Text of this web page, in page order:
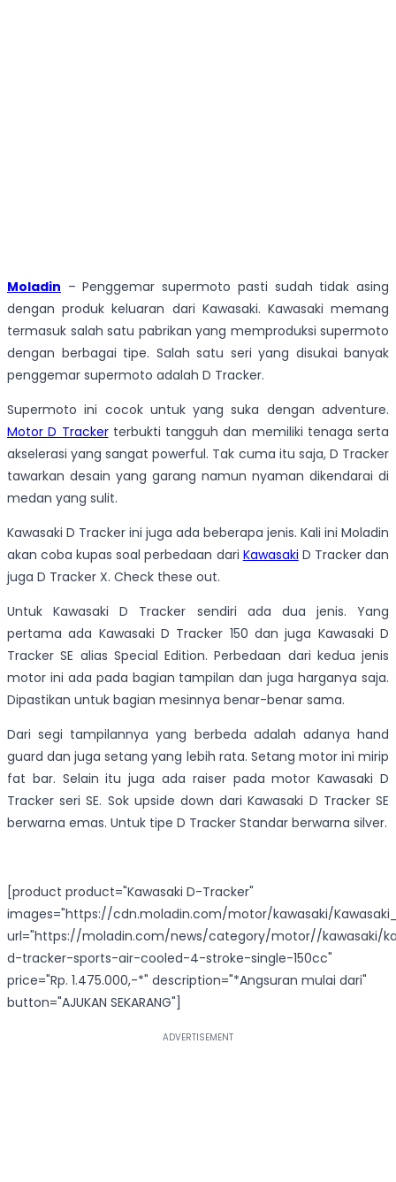
Moladin – Penggemar supermoto pasti sudah tidak asing
dengan produk keluaran dari Kawasaki. Kawasaki memang
termasuk salah satu pabrikan yang memproduksi supermoto
dengan berbagai tipe. Salah satu seri yang disukai banyak
penggemar supermoto adalah D Tracker.
Supermoto ini cocok untuk yang suka dengan adventure.
Motor D Trackerterbukti tangguh dan memiliki tenaga serta
akselerasi yang sangat powerful. Tak cuma itu saja, D Tracker
tawarkan desain yang garang namun nyaman dikendarai di
medan yang sulit.
Kawasaki D Tracker ini juga ada beberapa jenis. Kali ini Moladin
akan coba kupas soal perbedaan dari Kawasaki D Tracker dan
juga D Tracker X. Check these out.
Untuk Kawasaki D Tracker sendiri ada dua jenis. Yang
pertama ada Kawasaki D Tracker 150 dan juga Kawasaki D
Tracker SE alias Special Edition. Perbedaan dari kedua jenis
motor ini ada pada bagian tampilan dan juga harganya saja.
Dipastikan untuk bagian mesinnya benar-benar sama.
Dari segi tampilannya yang berbeda adalah adanya hand
guard dan juga setang yang lebih rata. Setang motor ini mirip
fat bar. Selain itu juga ada raiser pada motor Kawasaki D
Tracker seri SE. Sok upside down dari Kawasaki D Tracker SE
berwarna emas. Untuk tipe D Tracker Standar berwarna silver.
[product product="Kawasaki D-Tracker"
images="https://cdn.moladin.com/motor/kawasaki/
url="https://moladin.com/news/category/motor//kawasaki/
d-tracker-sports-air-cooled-4-stroke-single-150cc"
price="Rp. 1.475.000,-*" description="*Angsuran mulai dari"
button="AJUKAN SEKARANG"]